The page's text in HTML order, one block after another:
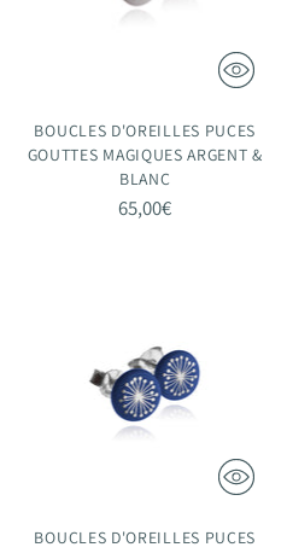
BOUCLES D'OREILLES PUCES
GOUTTES MAGIQUES ARGENT &
BLANC
65,00€
BOUCLES D'OREILLES PUCES